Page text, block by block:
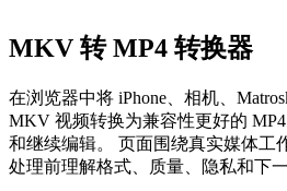
MKV 转 MP4 转换器
在浏览器中将 iPhone、相机、
MKV 视频转换为兼容性更好的
和继续编辑。 页面围绕真实媒体工
处理前理解格式、质量、隐私和下一